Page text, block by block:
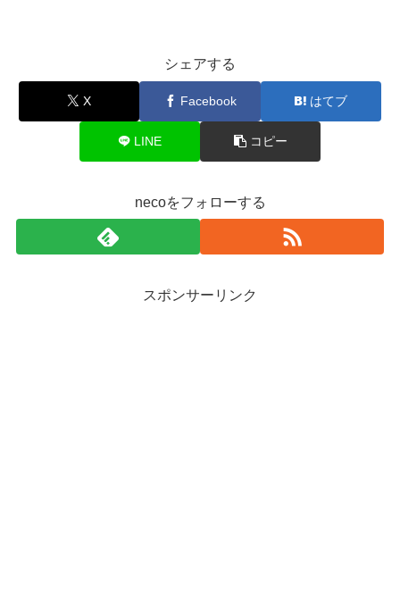
シェアする
X Facebook はてブ
LINE コピー
necoをフォローする
スポンサーリンク